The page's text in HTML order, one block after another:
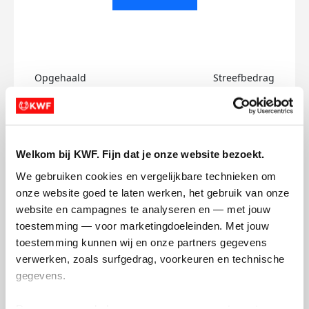
Welkom bij KWF. Fijn dat je onze website bezoekt.
We gebruiken cookies en vergelijkbare technieken om
onze website goed te laten werken, het gebruik van onze
website en campagnes te analyseren en — met jouw
toestemming — voor marketingdoeleinden. Met jouw
toestemming kunnen wij en onze partners gegevens
verwerken, zoals surfgedrag, voorkeuren en technische
gegevens.
Opgehaald
€0
Streefbedrag
€500
Larissa's badges